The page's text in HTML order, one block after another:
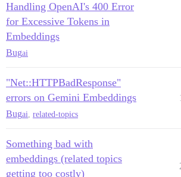
Handling OpenAI's 400 Error
for Excessive Tokens in
Embeddings
Bugai
"Net::HTTPBadResponse"
errors on Gemini Embeddings
Bugai related-topics
Something bad with
embeddings (related topics
getting too costly)